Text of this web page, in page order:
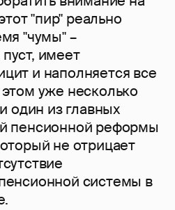
"пир" реально
"чумы" –
имеет
и наполняется все
уже несколько
один из главных
пенсионной реформы
не отрицает
системы в